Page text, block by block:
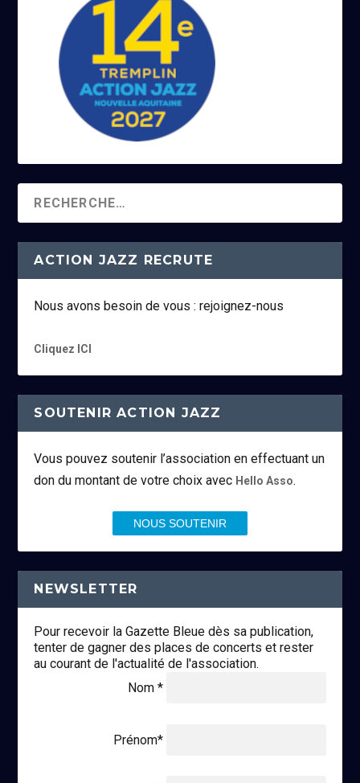
ACTION JAZZ RECRUTE
Nous avons besoin de vous : rejoignez-nous
Cliquez ICI
SOUTENIR ACTION JAZZ
Vous pouvez soutenir l’association en effectuant un
don du montant de votre choix avec Hello Asso.
NOUS SOUTENIR
NEWSLETTER
Pour recevoir la Gazette Bleue dès sa publication,
tenter de gagner des places de concerts et rester
au courant de l'actualité de l'association.
Nom *
Prénom*